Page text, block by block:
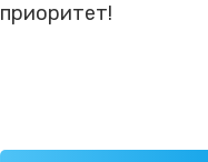
приоритет!